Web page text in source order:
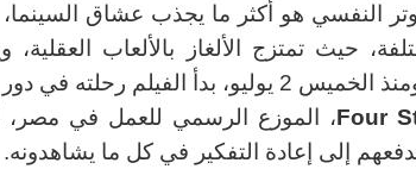
النفسي هو أكثر ما يجذب عشاق
حيث تمتزج الألغاز بالألعاب
رحلته في دور العرض المصرية، من خلال شركة
Four، الموزع الرسمي للعمل في مصر،
إلى إعادة التفكير في كل ما يشاهدونه.